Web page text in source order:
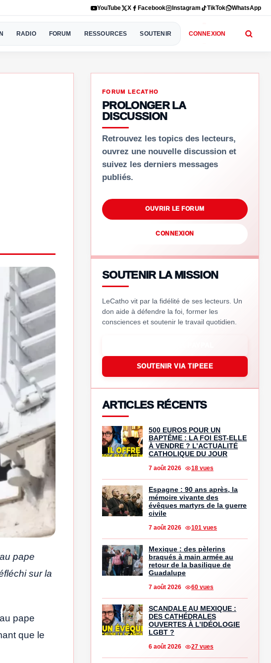
YouTube X Facebook Instagram TikTok WhatsApp
RADIO FORUM RESSOURCES SOUTENIR CONNEXION
pape
sur la
pape
que le
FORUM LECATHO
PROLONGER LA
DISCUSSION
Retrouvez les topics des lecteurs,
ouvrez une nouvelle discussion et
suivez les derniers messages
publiés.
OUVRIR LE FORUM
CONNEXION
SOUTENIR LA MISSION
LeCatho vit par la fidélité de ses lecteurs. Un
don aide à défendre la foi, former les
consciences et soutenir le travail quotidien.
SOUTENIR VIA TIPEEE
ARTICLES RÉCENTS
500 EUROS POUR UN
BAPTÊME : LA FOI EST-ELLE
À VENDRE ? L’ACTUALITÉ
CATHOLIQUE DU JOUR
7 août 2026 18 vues
Espagne : 90 ans après, la
mémoire vivante des
évêques martyrs de la guerre
civile
7 août 2026 101 vues
Mexique : des pèlerins
braqués à main armée au
retour de la basilique de
Guadalupe
7 août 2026 60 vues
SCANDALE AU MEXIQUE :
DES CATHÉDRALES
OUVERTES À L’IDÉOLOGIE
LGBT ?
6 août 2026 27 vues